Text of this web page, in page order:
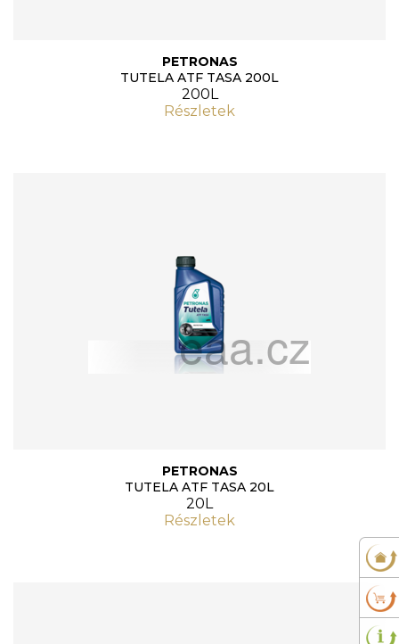
PETRONAS
TUTELA ATF TASA 200L
200L
Részletek
PETRONAS
TUTELA ATF TASA 20L
20L
Részletek